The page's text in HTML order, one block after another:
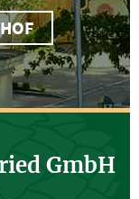
GmbH